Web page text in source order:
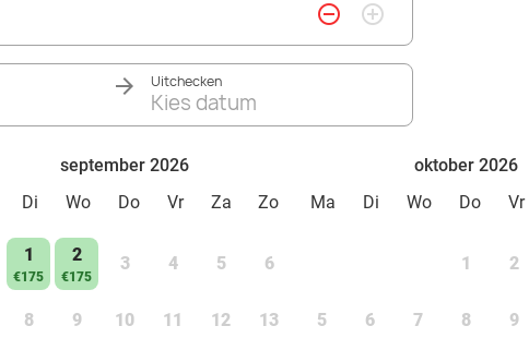
remove_circle_outline add_circle_outline
Uitchecken
Kies datum
september 2026
Di Wo Do Vr Za Zo
1
€175
2
€175
3 4 5 6
8 9 10 11 12 13
oktober 2026
Ma
Di Wo Do Vr
1 2
5 6 7 8 9